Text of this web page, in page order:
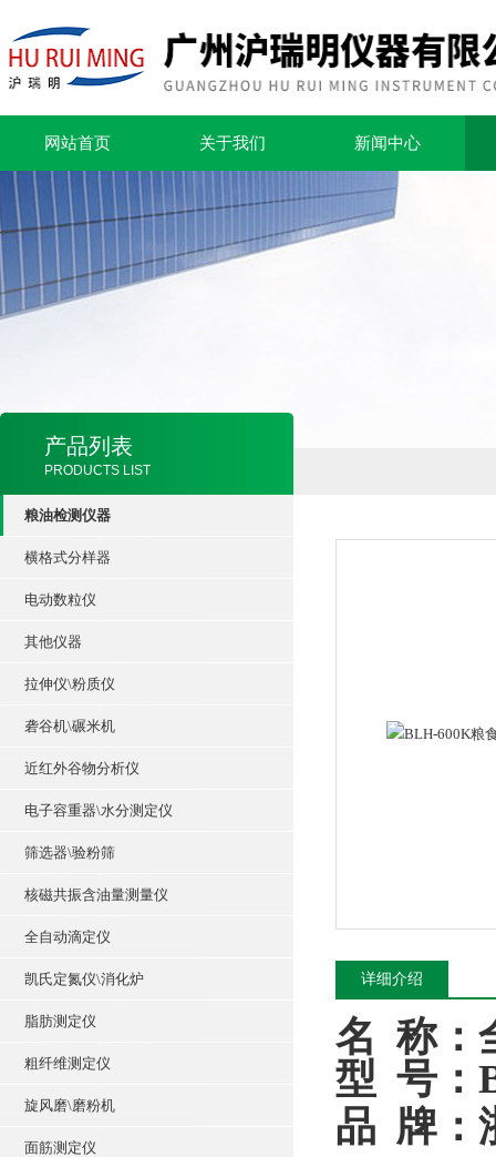
网站首页 关于我们 新闻中心
产品列表
PRODUCTS LIST
粮油检测仪器
横格式分样器
电动数粒仪
其他仪器
拉伸仪\粉质仪
砻谷机\碾米机
近红外谷物分析仪
电子容重器\水分测定仪
筛选器\验粉筛
核磁共振含油量测量仪
全自动滴定仪
凯氏定氮仪\消化炉
脂肪测定仪
粗纤维测定仪
旋风磨\磨粉机
面筋测定仪
详细介绍
名 称：
型 号：
品 牌 ：